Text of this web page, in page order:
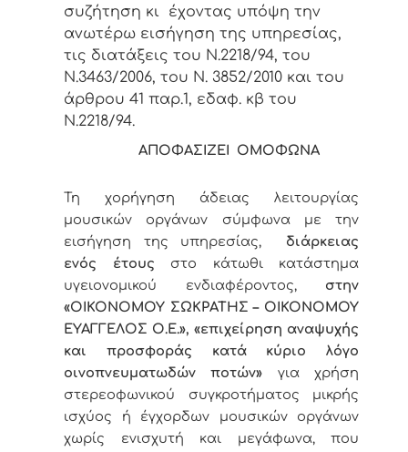
συζήτηση κι έχοντας υπόψη την
ανωτέρω εισήγηση της υπηρεσίας,
τις διατάξεις του Ν.2218/94, του
Ν.3463/2006, του Ν. 3852/2010 και του
άρθρου 41 παρ.1, εδαφ. κβ του
Ν.2218/94.
ΑΠΟΦΑΣΙΖΕΙ ΟΜΟΦΩΝΑ
Τη χορήγηση άδειας λειτουργίας
μουσικών οργάνων σύμφωνα με την
εισήγηση της υπηρεσίας, διάρκειας
ενός έτους στο κάτωθι κατάστημα
υγειονομικού ενδιαφέροντος,στην
«ΟΙΚΟΝΟΜΟΥ ΣΩΚΡΑΤΗΣ – ΟΙΚΟΝΟΜΟΥ
ΕΥΑΓΓΕΛΟΣ Ο.Ε.», «επιχείρηση αναψυχής
και προσφοράς κατά κύριο λόγο
οινοπνευματωδών ποτών» για χρήση
στερεοφωνικού συγκροτήματος μικρής
ισχύος ή έγχορδων μουσικών οργάνων
χωρίς ενισχυτή και μεγάφωνα, που